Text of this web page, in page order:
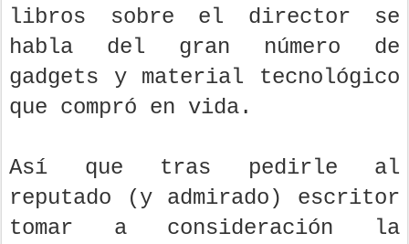
libros sobre el director se
habla del gran número de
gadgets y material tecnológico
que compró en vida.
Así que tras pedirle al
reputado (y admirado) escritor
tomar a consideración la